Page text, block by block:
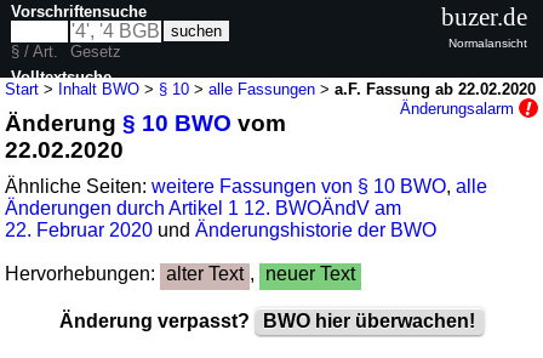
Start > Inhalt BWO > § 10 >alle Fassungen >a.F. Fassung ab 22.02.2020
Änderungsalarm
Änderung§ 10 BWO vom
22.02.2020
Ähnliche Seiten:weitere Fassungen von § 10 BWO,alle
Änderungen durch Artikel 1 12. BWOÄndV am
22. Februar 2020 undÄnderungshistorie der BWO
Hervorhebungen: alter Text , neuer Text
Änderung verpasst? BWO hier überwachen!
Vorschriftensuche
§ / Art.
Gesetz
Volltextsuche
nur in BWO
buzer.de
Normalansicht